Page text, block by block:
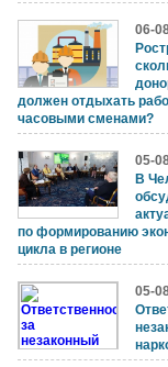
06-
должен отдыхать
часовыми сменами?
05-
В
по формированию
цикла в регионе
05-